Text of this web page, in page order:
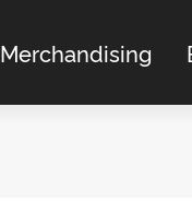
Merchandising